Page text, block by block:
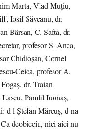
Marta, Vlad Muţiu,
Iosif Săveanu, dr.
Bârsan, C. Safta, dr.
profesor S. Anca,
Chidioşan, Cornel
Ceica, profesor A.
dr. Traian
Pamfil Iuonaş,
d-l Ştefan Mărcuş, d-na
deobiceiu, nici aici nu